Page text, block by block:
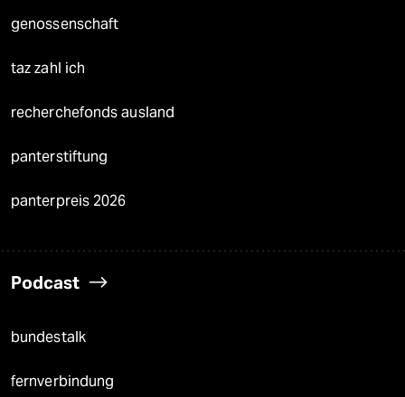
genossenschaft
taz zahl ich
recherchefonds ausland
panterstiftung
panterpreis 2026
Podcast
bundestalk
fernverbindung